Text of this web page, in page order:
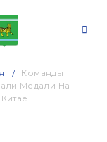
Команды
Медали На